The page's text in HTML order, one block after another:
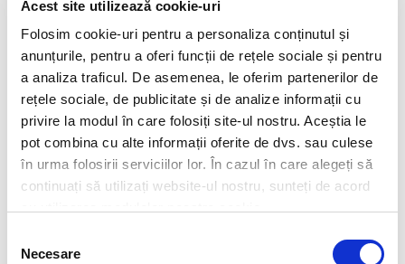
Acest site utilizează cookie-uri
Folosim cookie-uri pentru a personaliza conținutul și
anunțurile, pentru a oferi funcții de rețele sociale și pentru
a analiza traficul. De asemenea, le oferim partenerilor de
rețele sociale, de publicitate și de analize informații cu
privire la modul în care folosiți site-ul nostru. Aceștia le
pot combina cu alte informații oferite de dvs. sau culese
în urma folosirii serviciilor lor. În cazul în care alegeți să
continuați să utilizați website-ul nostru, sunteți de acord
consimțământului
Necesare
Deployment, ESET
Securizarea sistemelor care funcționează în medii
restricționate ridică provocări fără precedent, mai
ales în contextul în care agenții autonomi bazați pe AI
devin tot mai capabili să ia decizii independente, fără
intervenție umană. Sesiunea analizează aspectele
critice ale proiectării arhitecturilor de securitate
autonomia operațională și controalele de securitate